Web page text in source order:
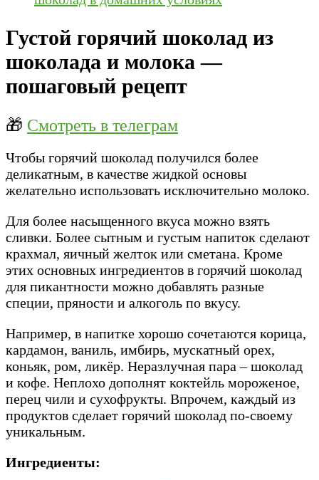
Густой горячий шоколад из
шоколада и молока —
пошаговый рецепт
🎁 Смотреть в телеграм
Чтобы горячий шоколад получился более
деликатным, в качестве жидкой основы
желательно использовать исключительно молоко.
Для более насыщенного вкуса можно взять
сливки. Более сытным и густым напиток сделают
крахмал, яичный желток или сметана. Кроме
этих основных ингредиентов в горячий шоколад
для пикантности можно добавлять разные
специи, пряности и алкоголь по вкусу.
Например, в напитке хорошо сочетаются корица,
кардамон, ваниль, имбирь, мускатный орех,
коньяк, ром, ликёр. Неразлучная пара – шоколад
и кофе. Неплохо дополнят коктейль мороженое,
перец чили и сухофрукты. Впрочем, каждый из
продуктов сделает горячий шоколад по-своему
уникальным.
Ингредиенты: